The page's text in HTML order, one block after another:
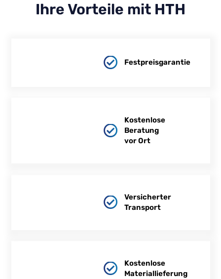
Ihre Vorteile mit HTH
Festpreisgarantie
Kostenlose
Beratung
vor Ort
Versicherter
Transport
Kostenlose
Materiallieferung